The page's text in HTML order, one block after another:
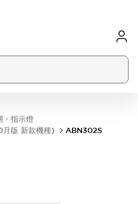
指示燈
版 新款機種)
ABN302S